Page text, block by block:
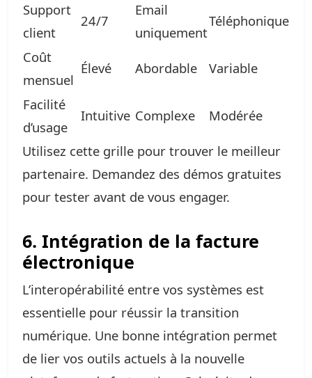
Support
client
24/7
Email
uniquement
Téléphonique
Coût
mensuel
Élevé Abordable Variable
Facilité
d’usage
Intuitive Complexe Modérée
Utilisez cette grille pour trouver le meilleur
partenaire. Demandez des démos gratuites
pour tester avant de vous engager.
6. Intégration de la facture
électronique
L’interopérabilité entre vos systèmes est
essentielle pour réussir la transition
numérique. Une bonne intégration permet
de lier vos outils actuels à la nouvelle